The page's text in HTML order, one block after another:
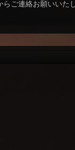
らご連絡お願いいた